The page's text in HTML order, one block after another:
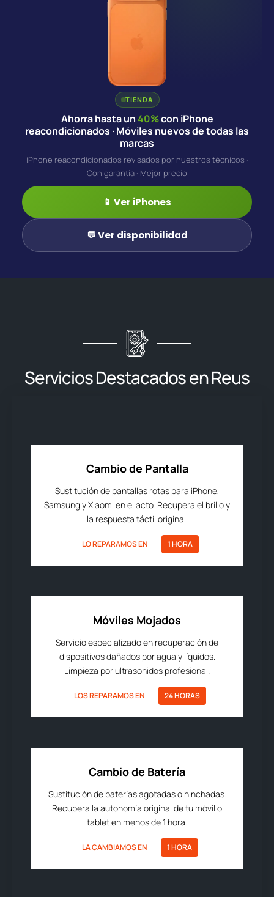
TIENDA
Ahorra hasta un40%con iPhone
reacondicionados · Móviles nuevos de todas las
marcas
iPhone reacondicionados revisados por nuestros técnicos ·
Con garantía · Mejor precio
📱 Ver iPhones
💬 Ver disponibilidad
Servicios Destacados en Reus
Cambio de Pantalla
Sustitución de pantallas rotas para iPhone,
Samsung y Xiaomi en el acto. Recupera el brillo y
la respuesta táctil original.
LO REPARAMOS EN 1 HORA
Móviles Mojados
Servicio especializado en recuperación de
dispositivos dañados por agua y líquidos.
Limpieza por ultrasonidos profesional.
LOS REPARAMOS EN 24 HORAS
Cambio de Batería
Sustitución de baterías agotadas o hinchadas.
Recupera la autonomía original de tu móvil o
tablet en menos de 1 hora.
LA CAMBIAMOS EN 1 HORA